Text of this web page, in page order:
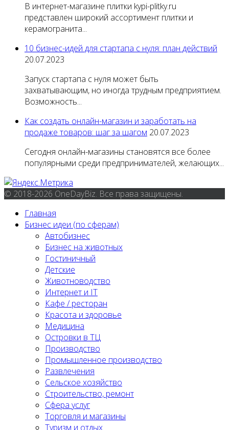
В интернет-магазине плитки kypi-plitky.ru
представлен широкий ассортимент плитки и
керамогранита...
10 бизнес-идей для стартапа с нуля: план действий
20.07.2023
Запуск стартапа с нуля может быть
захватывающим, но иногда трудным предприятием.
Возможность...
Как создать онлайн-магазин и заработать на
продаже товаров: шаг за шагом 20.07.2023
Сегодня онлайн-магазины становятся все более
популярными среди предпринимателей, желающих...
© 2018-2026 OneDayBiz. Все права защищены.
Главная
Бизнес идеи (по сферам)
Автобизнес
Бизнес на животных
Гостиничный
Детские
Животноводство
Интернет и IT
Кафе / ресторан
Красота и здоровье
Медицина
Островки в ТЦ
Производство
Промышленное производство
Развлечения
Сельское хозяйство
Строительство, ремонт
Сфера услуг
Торговля и магазины
Туризм и отдых